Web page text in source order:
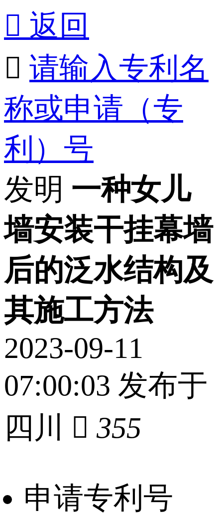
 返回
 请输入专利名
称或申请（专
利）号
发明 一种女儿
墙安装干挂幕墙
后的泛水结构及
其施工方法
2023-09-11
07:00:03 发布于
四川
 355
申请专利号